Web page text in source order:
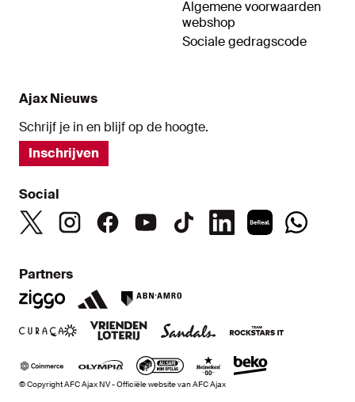
Algemene voorwaarden
webshop
Sociale gedragscode
Ajax Nieuws
Schrijf je in en blijf op de hoogte.
Inschrijven
Social
Partners
© Copyright AFC Ajax NV - Officiële website van AFC Ajax